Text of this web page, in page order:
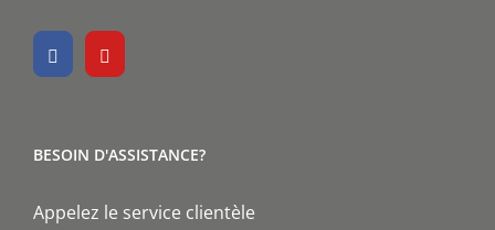
BESOIN D'ASSISTANCE?
Appelez le service clientèle